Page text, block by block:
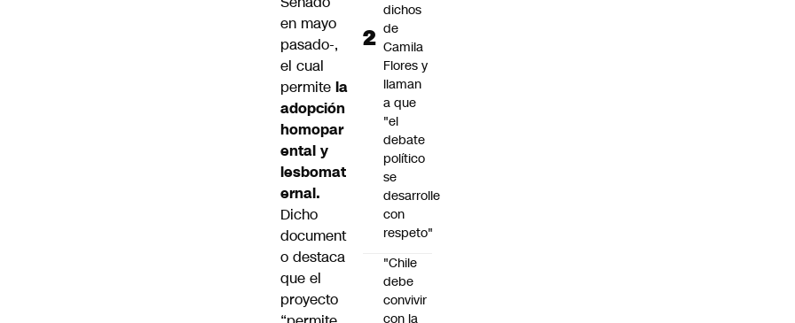
en mayo
pasado-,
el cual
permite la
adopción
homopar
ental y
lesbomat
ernal.
Dicho
document
o destaca
que el
proyecto
dichos
de
Camila
Flores y
llaman
a que
"el
debate
político
se
desarrolle
con
respeto"
"Chile
debe
convivir
con la